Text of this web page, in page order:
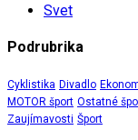
Svet
Podrubrika
Cyklistika Divadlo
MOTOR šport Ostatné
Zaujímavosti Šport